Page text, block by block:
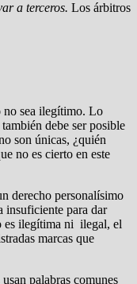
a terceros. Los árbitros
no sea ilegítimo. Lo
debe ser posible
son únicas, ¿quién
no es cierto en este
derecho personalísimo
insuficiente para dar
es ilegítima ni ilegal, el
marcas que
palabras comunes